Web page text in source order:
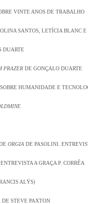
VINTE ANOS DE TRABALHO
SANTOS, LETÍCIA BLANC
DUARTE
PRAZER DE GONÇALO DUARTE
HUMANIDADE E
ORGIA DE PASOLINI.
A GRAÇA P. CORRÊA
ALŸS)
DE STEVE PAXTON